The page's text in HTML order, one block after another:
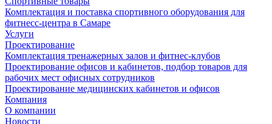
Комплектация и поставка спортивного оборудования для
фитнесс-центра в Самаре
Услуги
Проектирование
Комплектация тренажерных залов и фитнес-клубов
Проектирование офисов и кабинетов, подбор товаров для
рабочих мест офисных сотрудников
Проектирование медицинских кабинетов и офисов
Компания
О компании
Новости